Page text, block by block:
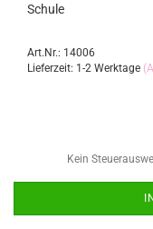
Schule
Art.Nr.: 14006
Lieferzeit: 1-2 Werktage
Kein